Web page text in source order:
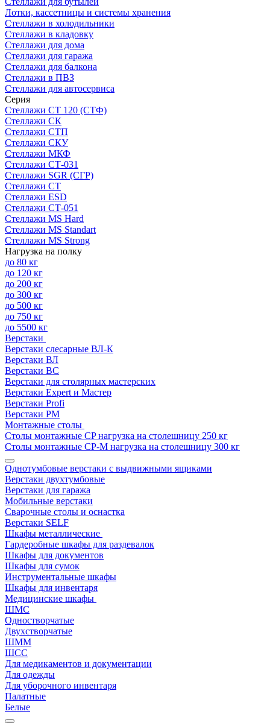
Лотки, кассетницы и системы хранения
Стеллажи в холодильники
Стеллажи в кладовку
Стеллажи для дома
Стеллажи для гаража
Стеллажи для балкона
Стеллажи в ПВЗ
Стеллажи для автосервиса
Серия
Стеллажи СТ 120 (СТФ)
Стеллажи СК
Стеллажи СТП
Стеллажи СКУ
Стеллажи МКФ
Стеллажи СТ-031
Стеллажи SGR (СГР)
Стеллажи СТ
Стеллажи ESD
Стеллажи СТ-051
Стеллажи MS Hard
Стеллажи MS Standart
Стеллажи MS Strong
Нагрузка на полку
до 80 кг
до 120 кг
до 200 кг
до 300 кг
до 500 кг
до 750 кг
до 5500 кг
Верстаки
Верстаки слесарные ВЛ-К
Верстаки ВЛ
Верстаки ВС
Верстаки для столярных мастерских
Верстаки Expert и Мастер
Верстаки Profi
Верстаки РМ
Монтажные столы
Столы монтажные СP нагрузка на столешницу 250 кг
Столы монтажные СР-М нагрузка на столешницу 300 кг
Однотумбовые верстаки с выдвижными ящиками
Верстаки двухтумбовые
Верстаки для гаража
Мобильные верстаки
Сварочные столы и оснастка
Верстаки SELF
Шкафы металлические
Гардеробные шкафы для раздевалок
Шкафы для документов
Шкафы для сумок
Инструментальные шкафы
Шкафы для инвентаря
Медицинские шкафы
ШМС
Одностворчатые
Двухстворчатые
ШММ
ШСС
Для медикаментов и документации
Для одежды
Для уборочного инвентаря
Палатные
Белые